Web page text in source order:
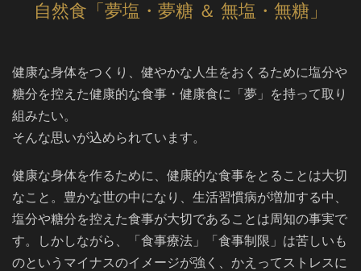
自然食「夢塩・夢糖 ＆ 無塩・無糖」
健康な身体をつくり、健やかな人生をおくるために塩分や
糖分を控えた健康的な食事・健康食に「夢」を持って取り
組みたい。
そんな思いが込められています。
健康な身体を作るために、健康的な食事をとることは大切
なこと。豊かな世の中になり、生活習慣病が増加する中、
塩分や糖分を控えた食事が大切であることは周知の事実で
す。しかしながら、「食事療法」「食事制限」は苦しいも
のというマイナスのイメージが強く、かえってストレスに